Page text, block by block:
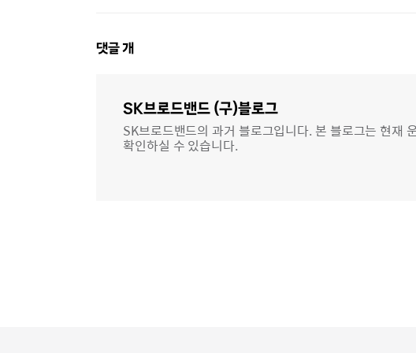
댓
댓글개
SK브로드밴드 (구)블로그
SK브로드밴드의 과거 블로그입니다. 본 블로그는 현재
확인하실 수 있습니다.